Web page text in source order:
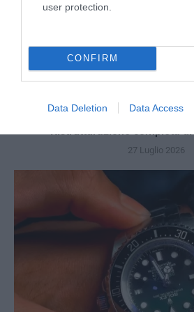
user protection.
CONFIRM
Data Deletion Data Access
Ristrutturazione completa
27 Luglio 2026